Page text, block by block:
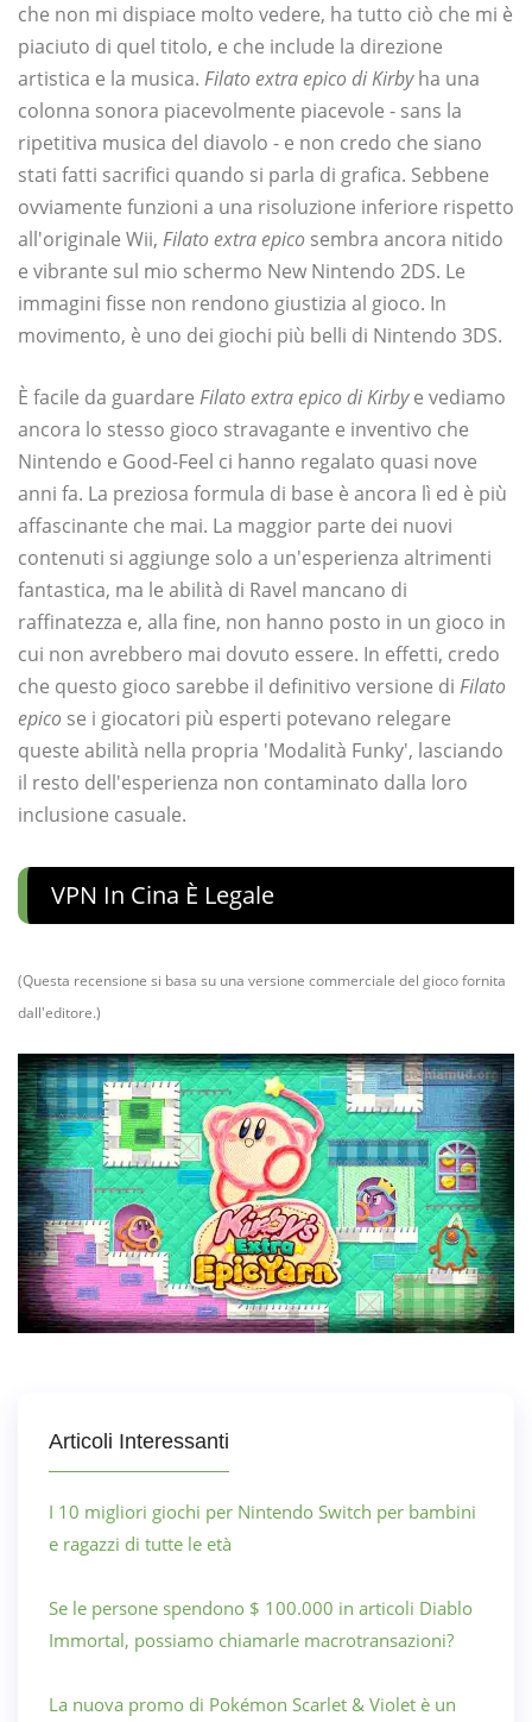
che non mi dispiace molto vedere, ha tutto ciò che mi è
piaciuto di quel titolo, e che include la direzione
artistica e la musica. Filato extra epico di Kirbyha una
colonna sonora piacevolmente piacevole - sans la
ripetitiva musica del diavolo - e non credo che siano
stati fatti sacrifici quando si parla di grafica. Sebbene
ovviamente funzioni a una risoluzione inferiore rispetto
all'originale Wii, Filato extra epico sembra ancora nitido
e vibrante sul mio schermo New Nintendo 2DS. Le
immagini fisse non rendono giustizia al gioco. In
movimento, è uno dei giochi più belli di Nintendo 3DS.
È facile da guardare Filato extra epico di Kirbye vediamo
ancora lo stesso gioco stravagante e inventivo che
Nintendo e Good-Feel ci hanno regalato quasi nove
anni fa. La preziosa formula di base è ancora lì ed è più
affascinante che mai. La maggior parte dei nuovi
contenuti si aggiunge solo a un'esperienza altrimenti
fantastica, ma le abilità di Ravel mancano di
raffinatezza e, alla fine, non hanno posto in un gioco in
cui non avrebbero mai dovuto essere. In effetti, credo
che questo gioco sarebbe il definitivo versione di Filato
epico se i giocatori più esperti potevano relegare
queste abilità nella propria 'Modalità Funky', lasciando
il resto dell'esperienza non contaminato dalla loro
inclusione casuale.
VPN In Cina È Legale
(Questa recensione si basa su una versione commerciale del gioco fornita
dall'editore.)
Articoli Interessanti
I 10 migliori giochi per Nintendo Switch per bambini
e ragazzi di tutte le età
Se le persone spendono $ 100.000 in articoli Diablo
Immortal, possiamo chiamarle macrotransazioni?
La nuova promo di Pokémon Scarlet & Violet è un